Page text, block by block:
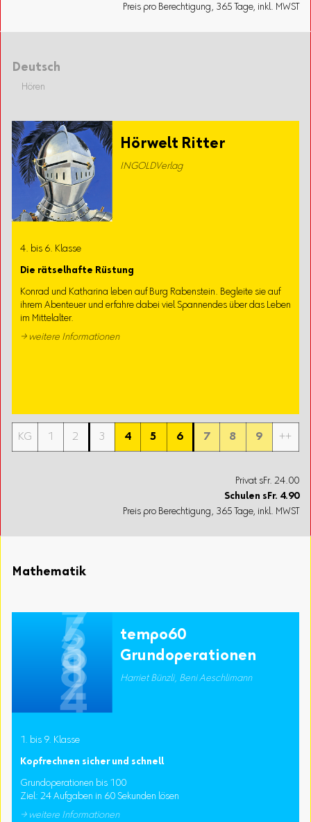
Preis pro Berechtigung, 365 Tage, inkl. MWST
Deutsch
Hören
Hörwelt Ritter
INGOLDVerlag
4. bis 6. Klasse
Die rätselhafte Rüstung
Konrad und Katharina leben auf Burg Rabenstein. Begleite sie auf
ihrem Abenteuer und erfahre dabei viel Spannendes über das Leben
im Mittelalter.
→ weitere Informationen
KG 1 2 3 4 5 6 7 8 9 ++
Privat sFr. 24.00
Schulen sFr. 4.90
Preis pro Berechtigung, 365 Tage, inkl. MWST
Mathematik
tempo60
Grundoperationen
Harriet Bünzli, Beni Aeschlimann
1. bis 9. Klasse
Kopfrechnen sicher und schnell
Grundoperationen bis 100
Ziel: 24 Aufgaben in 60 Sekunden lösen
→ weitere Informationen